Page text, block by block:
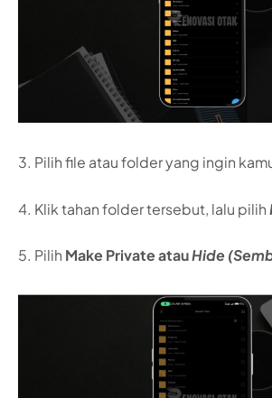
3. Pilih file atau folder yang ingin
4. Klik tahan folder tersebut, lalu pilih
5. Pilih Make Private atauHide